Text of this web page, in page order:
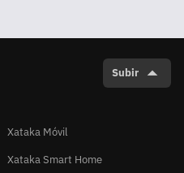
Subir
Xataka Móvil
Xataka Smart Home